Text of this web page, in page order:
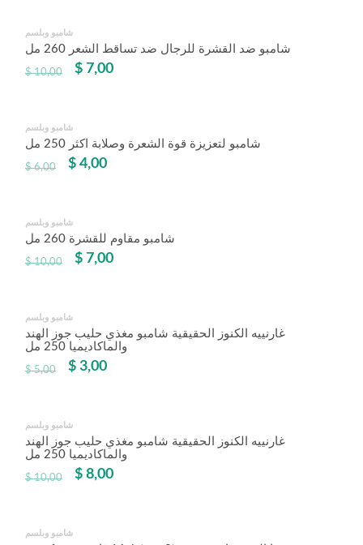
شامبو وبلسم
شامبو ضد القشرة للرجال ضد تساقط الشعر 260 مل
$10,00 $ 7,00
شامبو وبلسم
شامبو لتعزيزة قوة الشعرة وصلابة اكثر 250 مل
$6,00 $ 4,00
شامبو وبلسم
شامبو مقاوم للقشرة 260 مل
$10,00 $ 7,00
شامبو وبلسم
غارنييه الكنوز الحقيقية شامبو مغذي حليب جوز الهند
والماكاديميا 250 مل
$5,00 $ 3,00
شامبو وبلسم
غارنييه الكنوز الحقيقية شامبو مغذي حليب جوز الهند
والماكاديميا 250 مل
$10,00 $ 8,00
شامبو وبلسم